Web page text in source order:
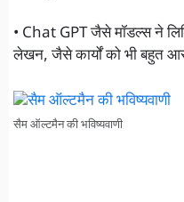
• Chat GPT जैसे मॉडल्स ने
लेखन, जैसे कार्यों को भी बहुत
सैम ऑल्टमैन की भविष्यवाणी